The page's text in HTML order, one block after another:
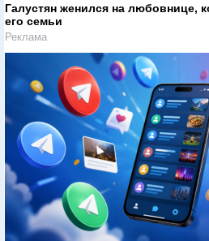
Галустян женился на любовнице,
его семьи
Реклама